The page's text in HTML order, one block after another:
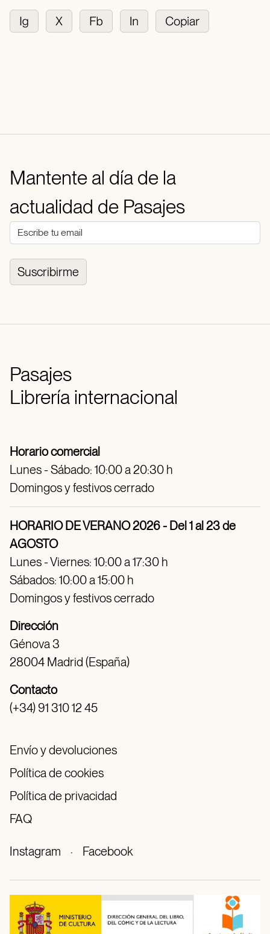
Mantente al día de la
actualidad de Pasajes
Suscribirme
Pasajes
Librería internacional
Horario comercial
Lunes - Sábado: 10:00 a 20:30 h
Domingos y festivos cerrado
HORARIO DE VERANO 2026 - Del 1 al 23 de
AGOSTO
Lunes - Viernes: 10:00 a 17:30 h
Sábados: 10:00 a 15:00 h
Domingos y festivos cerrado
Dirección
Génova 3
28004 Madrid (España)
Contacto
(+34) 91 310 12 45
Envío y devoluciones
Política de cookies
Política de privacidad
FAQ
Instagram · Facebook